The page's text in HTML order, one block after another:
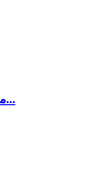
موديول أوردوينو - موديم...